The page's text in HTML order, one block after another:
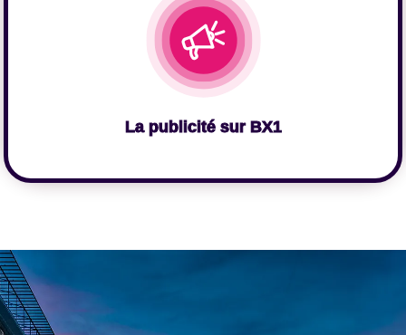
Cliquer ici
La publicité sur BX1